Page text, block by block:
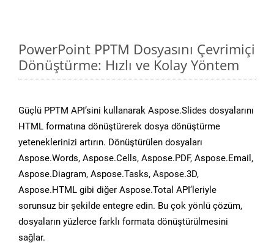
PowerPoint PPTM Dosyasını Çevrimiçi
Dönüştürme: Hızlı ve Kolay Yöntem
Güçlü PPTM API’sini kullanarak Aspose.Slides dosyalarını
HTML formatına dönüştürerek dosya dönüştürme
yeteneklerinizi artırın. Dönüştürülen dosyaları
Aspose.Words, Aspose.Cells, Aspose.PDF, Aspose.Email,
Aspose.Diagram, Aspose.Tasks, Aspose.3D,
Aspose.HTML gibi diğer Aspose.Total API’leriyle
sorunsuz bir şekilde entegre edin. Bu çok yönlü çözüm,
dosyaların yüzlerce farklı formata dönüştürülmesini
sağlar.